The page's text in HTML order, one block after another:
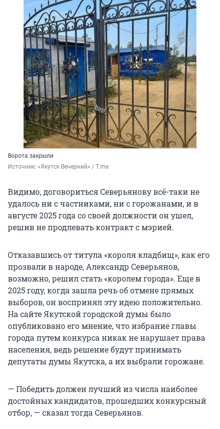
Ворота закрыли
Источник: «Якутск Вечерний» / T.me
Видимо, договориться Северьянову всё-таки не
удалось ни с частниками, ни с горожанами, и в
августе 2025 года со своей должности он ушел,
решив не продлевать контракт с мэрией.
Отказавшись от титула «короля кладбищ», как его
прозвали в народе, Александр Северьянов,
возможно, решил стать «королем города». Еще в
2025 году, когда зашла речь об отмене прямых
выборов, он воспринял эту идею положительно.
На сайте Якутской городской думы было
опубликовано его мнение, что избрание главы
города путем конкурса никак не нарушает права
населения, ведь решение будут принимать
депутаты думы Якутска, а их выбрали горожане.
— Победить должен лучший из числа наиболее
достойных кандидатов, прошедших конкурсный
отбор, — сказал тогда Северьянов.